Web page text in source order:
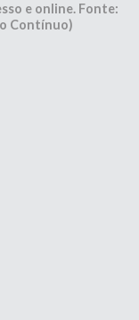
e online. Fonte:
Contínuo)